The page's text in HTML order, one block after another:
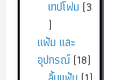
เทปโฟม 3
แฟ้ม และ
อุปกรณ์ 18